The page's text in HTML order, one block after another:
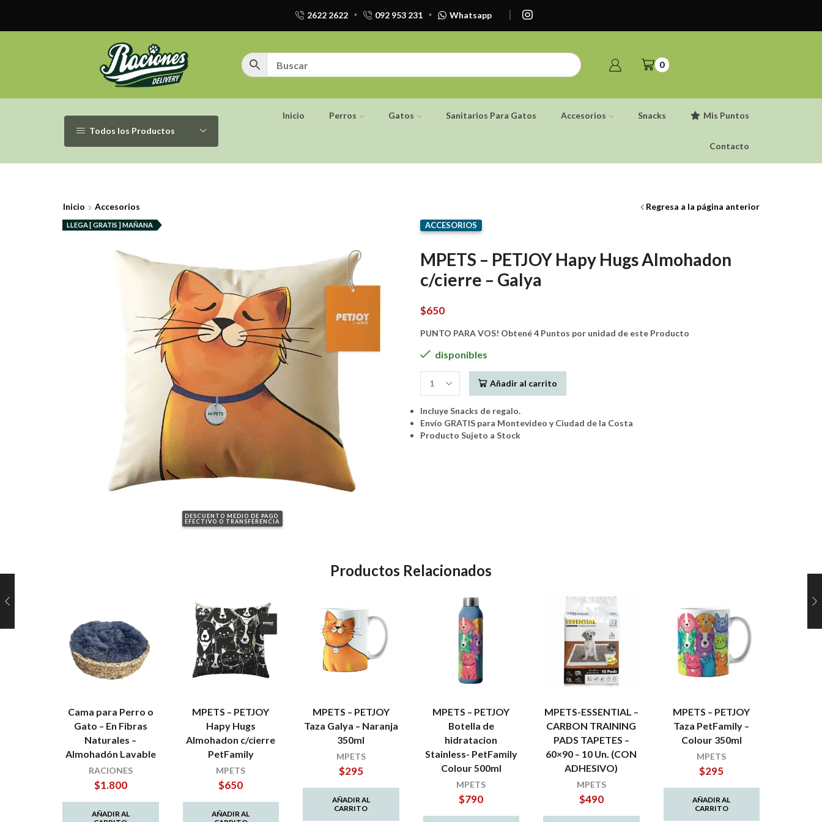
2622 2622 092 953 231 Whatsapp
0
Todos los Productos
Inicio Perros Gatos Sanitarios Para Gatos Accesorios Snacks Mis Puntos
Contacto
Inicio Accesorios Regresa a la página anterior
DESCUENTO MEDIO DE PAGO
EFECTIVO O TRANSFERENCIA
LLEGA [ GRATIS ] MAÑANA ACCESORIOS
MPETS – PETJOY Hapy Hugs Almohadon
c/cierre – Galya
$650
PUNTO PARA VOS! Obtené 4 Puntos por unidad de este Producto
disponibles
MPETS
PETJOY
Hapy
Hugs
Añadir al carrito
Incluye Snacks de regalo.
Envío GRATIS para Montevideo y Ciudad de la Costa
Producto Sujeto a Stock
Productos Relacionados
Cama para Perro o
Gato – En Fibras
Naturales –
Almohadón Lavable
RACIONES
$1.800
AÑADIR AL
MPETS – PETJOY
Hapy Hugs
Almohadon c/cierre
PetFamily
MPETS
$650
AÑADIR AL
MPETS – PETJOY
Taza Galya – Naranja
350ml
MPETS
$295
AÑADIR AL
CARRITO
MPETS – PETJOY
Botella de
hidratacion
Stainless- PetFamily
Colour 500ml
MPETS
$790
MPETS-ESSENTIAL –
CARBON TRAINING
PADS TAPETES –
60×90 – 10 Un. (CON
ADHESIVO)
MPETS
$490
MPETS – PETJOY
Taza PetFamily –
Colour 350ml
MPETS
$295
AÑADIR AL
CARRITO